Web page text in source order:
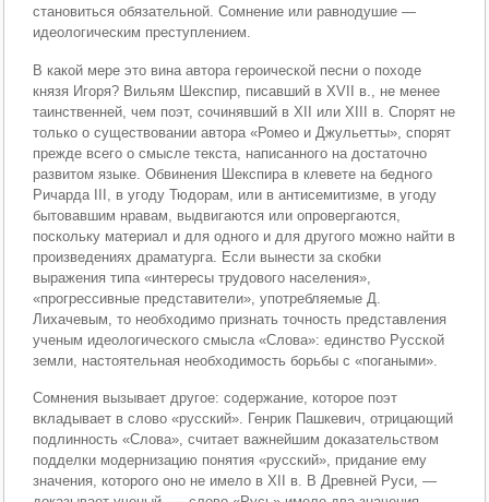
становиться обязательной. Сомнение или равнодушие —
идеологическим преступлением.
В какой мере это вина автора героической песни о походе
князя Игоря? Вильям Шекспир, писавший в XVII в., не менее
таинственней, чем поэт, сочинявший в XII или XIII в. Спорят не
только о существовании автора «Ромео и Джульетты», спорят
прежде всего о смысле текста, написанного на достаточно
развитом языке. Обвинения Шекспира в клевете на бедного
Ричарда III, в угоду Тюдорам, или в антисемитизме, в угоду
бытовавшим нравам, выдвигаются или опровергаются,
поскольку материал и для одного и для другого можно найти в
произведениях драматурга. Если вынести за скобки
выражения типа «интересы трудового населения»,
«прогрессивные представители», употребляемые Д.
Лихачевым, то необходимо признать точность представления
ученым идеологического смысла «Слова»: единство Русской
земли, настоятельная необходимость борьбы с «погаными».
Сомнения вызывает другое: содержание, которое поэт
вкладывает в слово «русский». Генрик Пашкевич, отрицающий
подлинность «Слова», считает важнейшим доказательством
подделки модернизацию понятия «русский», придание ему
значения, которого оно не имело в XII в. В Древней Руси, —